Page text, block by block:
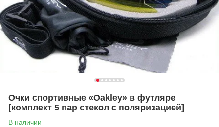
Очки спортивные «Oakley» в футляре
[комплект 5 пар стекол с поляризацией]
В наличии